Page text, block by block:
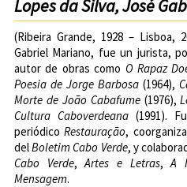
Lopes da Silva, José
(Ribeira Grande, 1928 – Lisboa,
Gabriel Mariano, fue un jurista,
autor de obras como O Rapaz
Poesia de Jorge Barbosa(1964),
Morte de João Cabafume(1976),
Cultura Caboverdeana (1991).
periódicoRestauração,
delBoletim Cabo Verde, y
Cabo Verde,Artes e Letras,A
Mensagem.